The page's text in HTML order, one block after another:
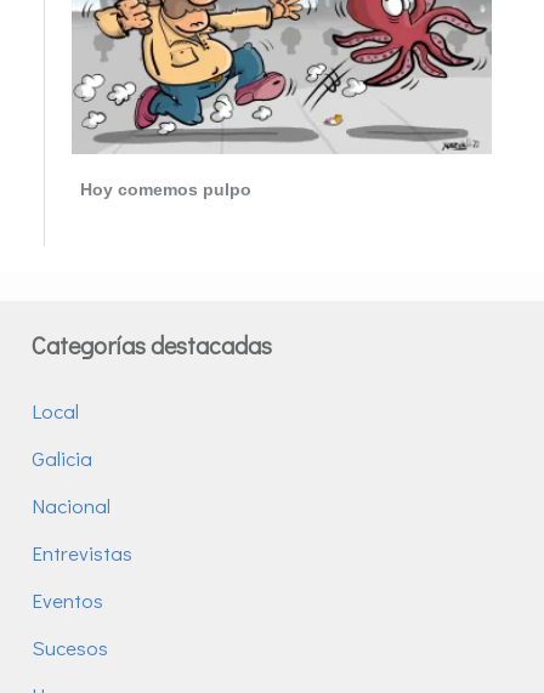
Hoy comemos pulpo
Categorías destacadas
Local
Galicia
Nacional
Entrevistas
Eventos
Sucesos